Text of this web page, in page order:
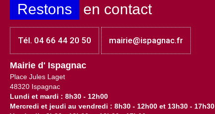
Restons en contact
Tél. 04 66 44 20 50 mairie@ispagnac.fr
Mairie d' Ispagnac
Place Jules Laget
48320 Ispagnac
Lundi et mardi : 8h30 - 12h00
Mercredi et jeudi au vendredi : 8h30 - 12h00 et 13h30 - 17h30